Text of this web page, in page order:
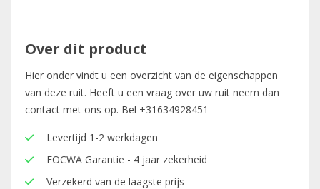
Over dit product
Hier onder vindt u een overzicht van de eigenschappen
van deze ruit. Heeft u een vraag over uw ruit neem dan
contact met ons op. Bel +31634928451
Levertijd 1-2 werkdagen
FOCWA Garantie - 4 jaar zekerheid
Verzekerd van de laagste prijs